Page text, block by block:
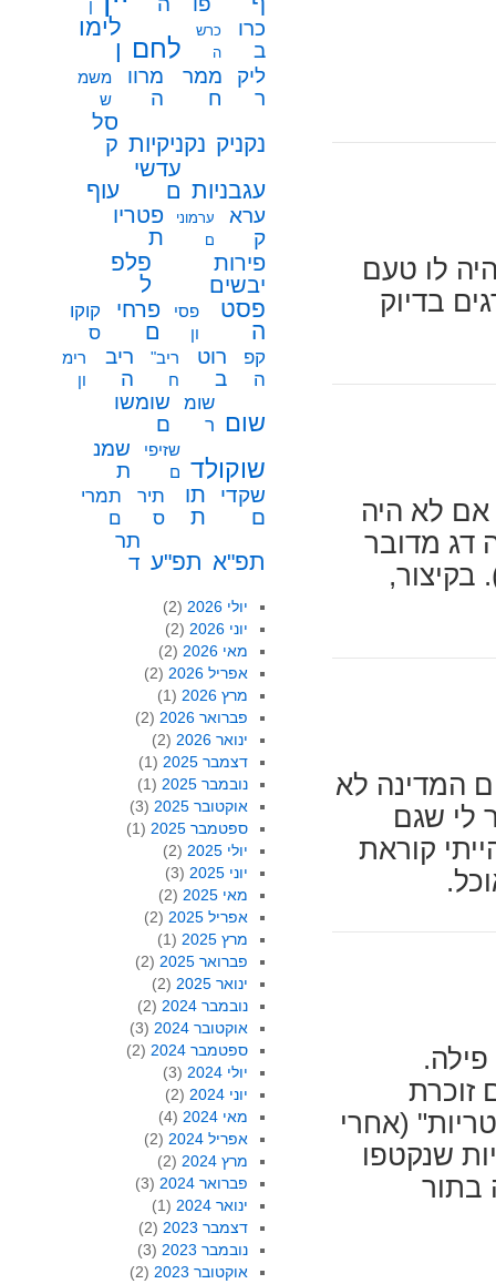
לו טעם
בדיוק
אם לא היה
דג מדובר
המדינה לא
לי שגם
לנוער" ו"ראש 1" שהייתי קוראת
זוכרת
(אחרי
שנקטפו
בתור
ן
כרו
ב
כרש
ה
לחם
לימו
ן
ליק
ר
ממר
ח
מרוו
ה
משמ
ש
נקניק נקניקיות
סל
ק
עגבניות
עדשי
ם
עוף
ערא
ק
ערמוני
ם
פטריו
ת
פירות
יבשים
פלפ
ל
פסט
ה
פסי
ון
פרחי
ם
קוקו
ס
קפ
ה
רוט
ב
ריב"
ח
ריב
ה
רימ
ון
שום
שומ
ר
שומשו
ם
שוקולד
שזיפי
ם
שמנ
ת
שקדי
ם
תו
ת
תיר
ס
תמרי
ם
תפ"א תפ"ע
תר
ד
יולי 2026
(2)
יוני 2026
(2)
מאי 2026
(2)
אפריל 2026
(2)
מרץ 2026
(1)
פברואר 2026
(2)
ינואר 2026
(2)
דצמבר 2025
(1)
נובמבר 2025
(1)
אוקטובר 2025
(3)
ספטמבר 2025
(1)
יולי 2025
(2)
יוני 2025
(3)
מאי 2025
(2)
אפריל 2025
(2)
מרץ 2025
(1)
פברואר 2025
(2)
ינואר 2025
(2)
נובמבר 2024
(2)
אוקטובר 2024
(3)
ספטמבר 2024
(2)
יולי 2024
(3)
יוני 2024
(2)
מאי 2024
(4)
אפריל 2024
(2)
מרץ 2024
(2)
פברואר 2024
(3)
ינואר 2024
(1)
דצמבר 2023
(2)
נובמבר 2023
(3)
אוקטובר 2023
(2)